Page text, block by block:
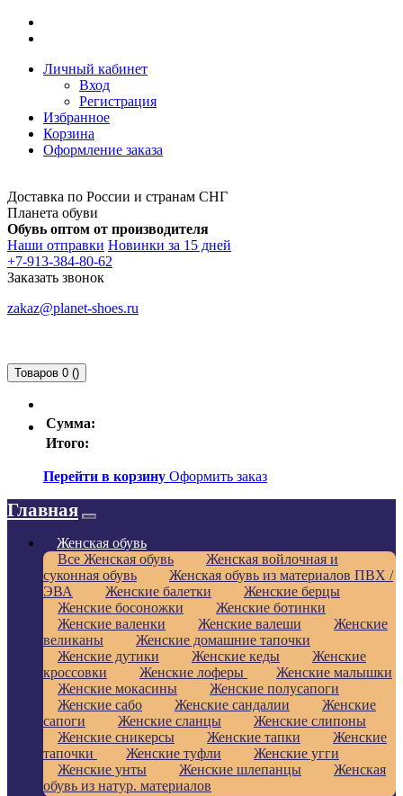
Личный кабинет
Вход
Регистрация
Избранное
Корзина
Оформление заказа
Доставка по России и странам СНГ
Планета обуви
Обувь оптом от производителя
Наши отправки Новинки за 15 дней
+7-913-384-80-62
Заказать звонок
zakaz@planet-shoes.ru
Товаров 0 ()
Сумма:
Итого:
Перейти в корзину Оформить заказ
Главная
Женская обувь
Все Женская обувь
Женская войлочная и
суконная обувь
Женская обувь из материалов ПВХ /
ЭВА
Женские балетки
Женские берцы
Женские босоножки
Женские ботинки
Женские валенки
Женские валеши
Женские
великаны
Женские домашние тапочки
Женские дутики
Женские кеды
Женские
кроссовки
Женские лоферы
Женские малышки
Женские мокасины
Женские полусапоги
Женские сабо
Женские сандалии
Женские
сапоги
Женские сланцы
Женские слипоны
Женские сникерсы
Женские тапки
Женские
тапочки
Женские туфли
Женские угги
Женские унты
Женские шлепанцы
Женская
обувь из натур. материалов